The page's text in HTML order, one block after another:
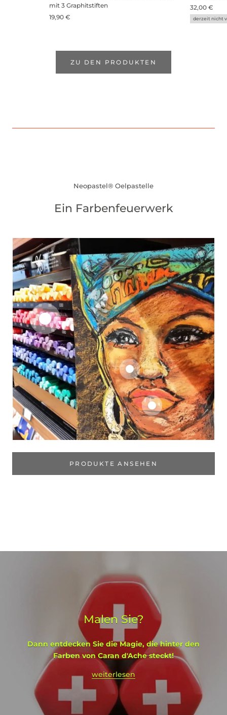
mit 3 Graphitstiften
19,90 €
32,00 €
derzeit nicht
ZU DEN PRODUKTEN
Neopastel® Oelpastelle
Ein Farbenfeuerwerk
PRODUKTE ANSEHEN
Malen Sie?
Dann entdecken Sie die Magie, die hinter den
Farben von Caran d'Ache steckt!
weiterlesen